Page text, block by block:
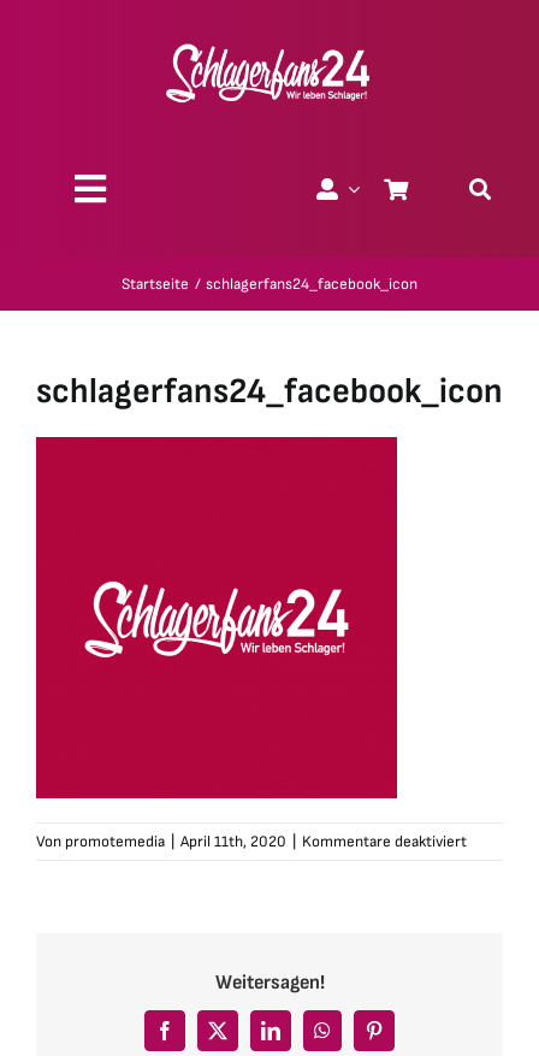
Toggle
Startseite schlagerfans24_facebook_icon
schlagerfans24_facebook_icon
Von promotemedia April 11th, 2020 Kommentare deaktiviertfür
Weitersagen!
Facebook
X LinkedInWhatsAppPinterest